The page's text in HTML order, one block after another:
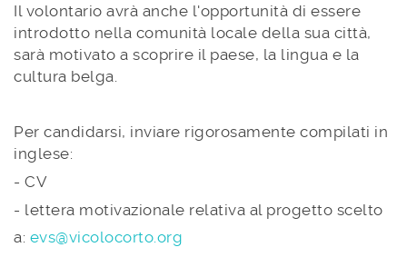
Il volontario avrà anche l'opportunità di essere
introdotto nella comunità locale della sua città,
sarà motivato a scoprire il paese, la lingua e la
cultura belga.
Per candidarsi, inviare rigorosamente compilati in
inglese:
- CV
- lettera motivazionale relativa al progetto scelto
a: evs@vicolocorto.org